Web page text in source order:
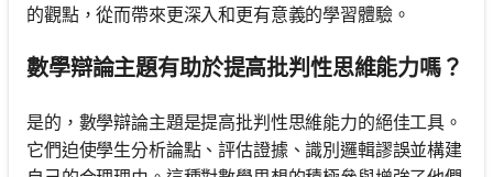
的觀點，從而帶來更深入和更有意義的學習體驗。
數學辯論主題有助於提高批判性思維能力嗎？
是的，數學辯論主題是提高批判性思維能力的絕佳工具。
它們迫使學生分析論點、評估證據、識別邏輯謬誤並構建